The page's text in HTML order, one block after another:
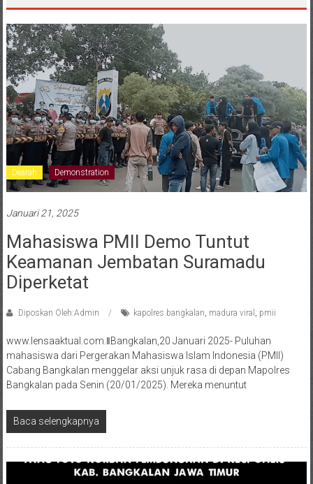
Dearah Demonstration
Januari 21, 2025
Mahasiswa PMII Demo Tuntut
Keamanan Jembatan Suramadu
Diperketat
Diposkan Oleh:Admin kapolres bangkalan madura viral pmii
www.lensaaktual.com.ǁBangkalan,20 Januari 2025- Puluhan
mahasiswa dari Pergerakan Mahasiswa Islam Indonesia (PMII)
Cabang Bangkalan menggelar aksi unjuk rasa di depan Mapolres
Bangkalan pada Senin (20/01/2025). Mereka menuntut
Baca selengkapnya